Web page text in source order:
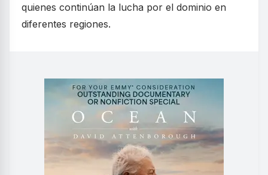
quienes continúan la lucha por el dominio en
diferentes regiones.